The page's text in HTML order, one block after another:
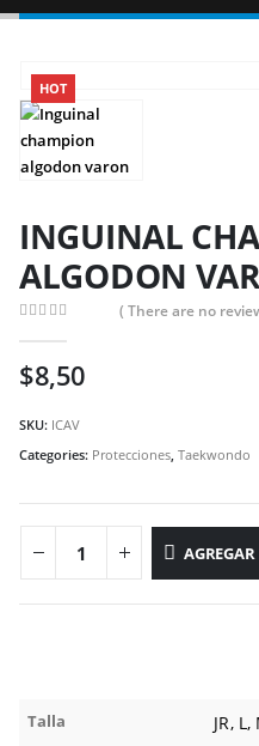
HOT
INGUINAL
ALGODON
( There are no
$8,50
SKU: ICAV
Categories: Protecciones, Taekwondo
AGREGAR
Talla JR, L,